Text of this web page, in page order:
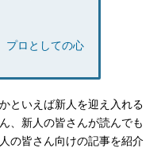
プロとしての心
といえば新人を迎え入れる
、新人の皆さんが読んでも
の皆さん向けの記事を紹介